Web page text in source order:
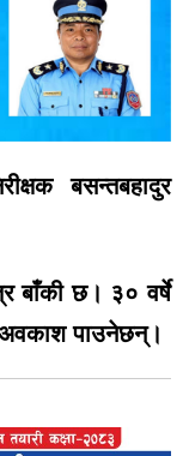
बसन्तबहादुर
बाँकी छ। ३० वर्षे
पाउनेछन्।